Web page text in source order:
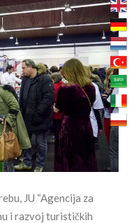
JU “Agencija za
i razvoj turističkih